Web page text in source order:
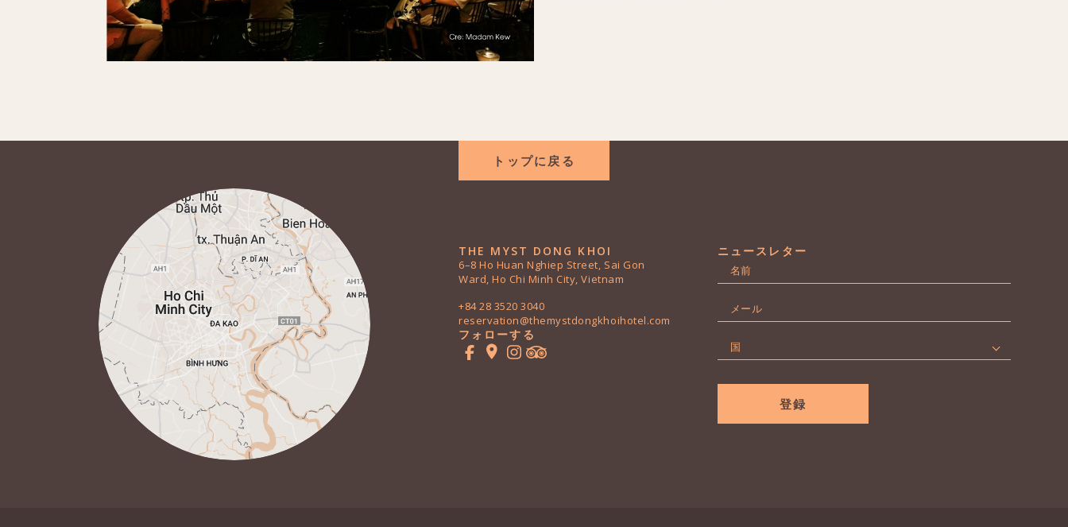
トップに戻る
THE MYST DONG KHOI
6–8 Ho Huan Nghiep Street, Sai Gon
Ward, Ho Chi Minh City, Vietnam
+84 28 3520 3040
reservation@themystdongkhoihotel.com
フォローする
ニュースレター
前
ー
*